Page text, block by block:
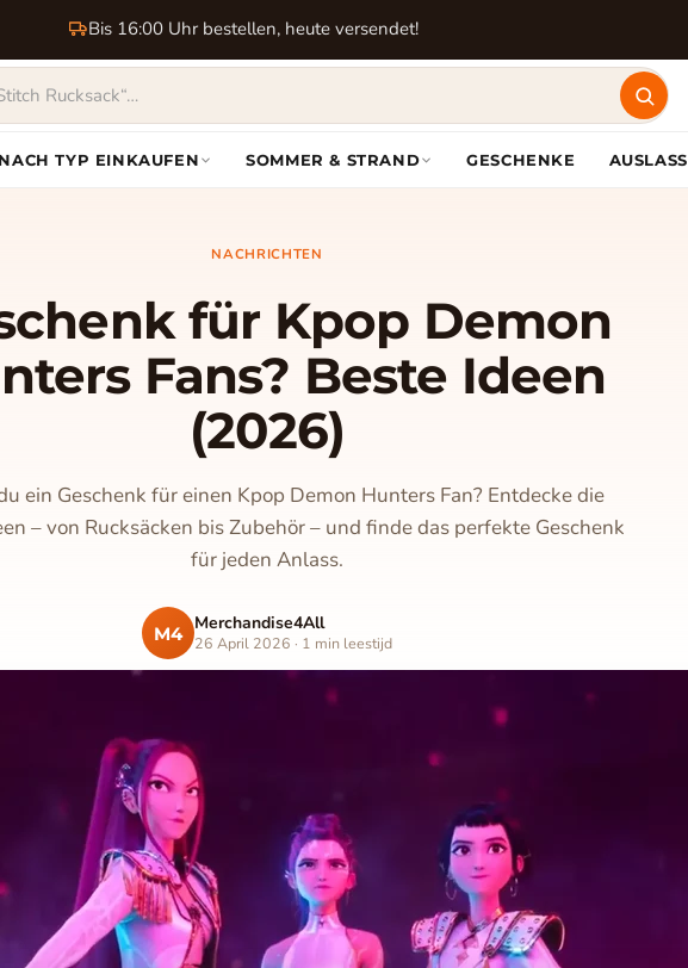
Bis 16:00 Uhr bestellen, heute versendet!
TYP EINKAUFEN SOMMER & STRAND GESCHENKE AUSLASS
NACHRICHTEN
für Kpop Demon
Fans? Beste Ideen
(2026)
ein Geschenk für einen Kpop Demon Hunters Fan? Entdecke die
– von Rucksäcken bis Zubehör – und finde das perfekte Geschenk
für jeden Anlass.
M4 Merchandise4All
26 April 2026 · 1 min leestijd